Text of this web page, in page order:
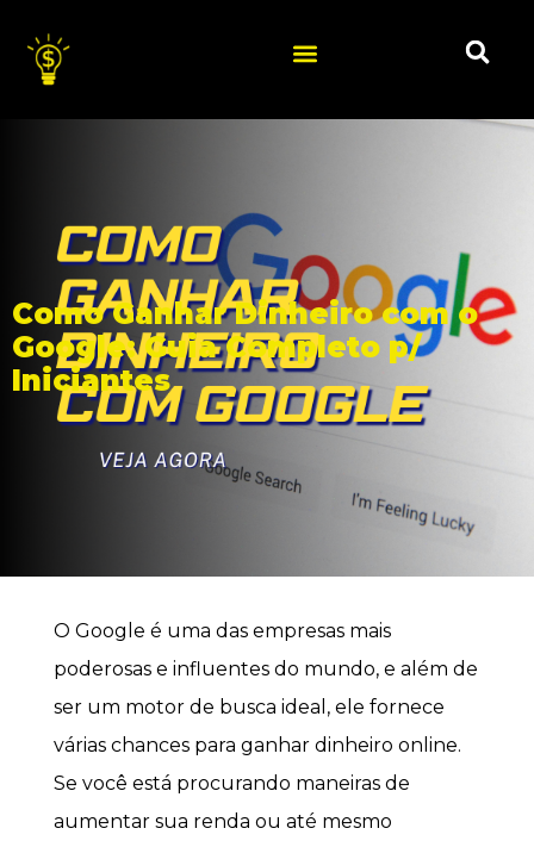
Como Ganhar Dinheiro com o
Google: Guia Completo p/
Iniciantes
O Google é uma das empresas mais
poderosas e influentes do mundo, e além de
ser um motor de busca ideal, ele fornece
várias chances para ganhar dinheiro online.
Se você está procurando maneiras de
aumentar sua renda ou até mesmo